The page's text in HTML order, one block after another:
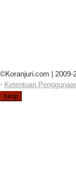
©Koranjuri.com | 2009-
· Ketentuan
tutup